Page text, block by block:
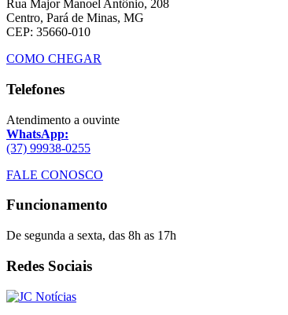
Rua Major Manoel Antônio, 208
Centro, Pará de Minas, MG
CEP: 35660-010
COMO CHEGAR
Telefones
Atendimento a ouvinte
WhatsApp:
(37) 99938-0255
FALE CONOSCO
Funcionamento
De segunda a sexta, das 8h as 17h
Redes Sociais